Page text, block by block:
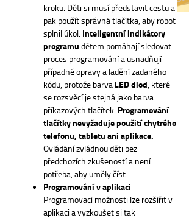
kroku. Děti si musí představit cestu a
pak použít správná tlačítka, aby robot
splnil úkol. Inteligentní indikátory
programu dětem pomáhají sledovat
proces programování a usnadňují
případné opravy a ladění zadaného
kódu, protože barva LED diod , které
se rozsvěcí je stejná jako barva
příkazových tlačítek. Programování
tlačítky nevyžaduje použití chytrého
telefonu, tabletu ani aplikace.
Ovládání zvládnou děti bez
předchozích zkušeností a není
potřeba, aby uměly číst.
Programování v aplikaci
Programovací možnosti lze rozšířit v
aplikaci a vyzkoušet si tak